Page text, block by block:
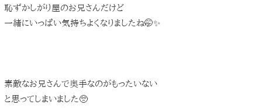
恥ずかしがり屋のお兄さんだけど
一緒にいっぱい気持ちよくなりましたね🤭✨
素敵なお兄さんで奥手なのがもったいない
と思ってしまいました🥺